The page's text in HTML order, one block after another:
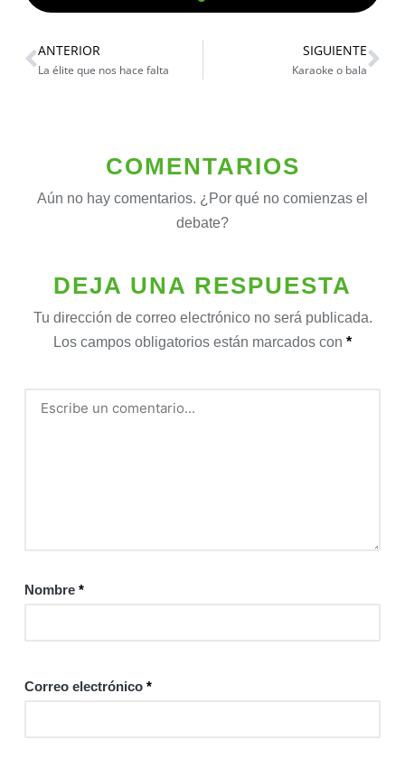
ANTERIOR
La élite que nos hace falta
SIGUIENTE
Karaoke o bala
COMENTARIOS
Aún no hay comentarios. ¿Por qué no comienzas el
debate?
DEJA UNA RESPUESTA
Tu dirección de correo electrónico no será publicada.
Los campos obligatorios están marcados con *
Nombre *
Correo electrónico *